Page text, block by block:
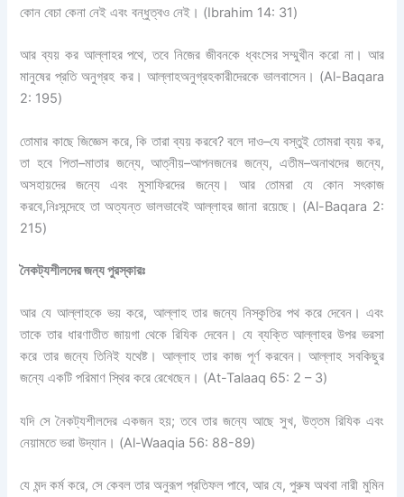
কোন বেচা কেনা নেই এবং বন্ধুত্বও নেই। (Ibrahim 14: 31)
আর ব্যয় কর আল্লাহর পথে,তবে নিজের জীবনকে ধ্বংসের সম্মুখীন করো না। আর
মানুষের প্রতি অনুগ্রহ কর। আল্লাহঅনুগ্রহকারীদেরকে ভালবাসেন। (Al-Baqara
2: 195)
তোমার কাছে জিজ্ঞেস করে,কি তারা ব্যয় করবে?বলে দাও–যে বস্তুই তোমরা ব্যয় কর,
তা হবে পিতা–মাতার জন্যে,আত্নীয়–আপনজনের জন্যে, এতীম–অনাথদের জন্যে,
অসহায়দের
জন্যে এবং মুসাফিরদের জন্যে। আর তোমরা যে কোন সৎকাজ
করবে,নিঃসন্দেহে তা অত্যন্ত ভালভাবেই আল্লাহর জানা রয়েছে। (Al-Baqara 2:
215)
নৈকট্যশীলদের জন্য পুরস্কারঃ
আর যে আল্লাহকে ভয় করে, আল্লাহ তার জন্যে নিস্কৃতির পথ করে দেবেন। এবং
তাকে তার ধারণাতীত জায়গা থেকে রিযিক দেবেন। যে ব্যক্তি আল্লাহর উপর ভরসা
করে তার জন্যে তিনিই যথেষ্ট। আল্লাহ তার কাজ পূর্ণ করবেন। আল্লাহ সবকিছুর
জন্যে একটি পরিমাণ স্থির করে রেখেছেন। (At-Talaaq 65: 2 – 3)
যদি সে নৈকট্যশীলদের একজন হয়;তবে তার জন্যে আছে সুখ, উত্তম রিযিক এবং
নেয়ামতে ভরা উদ্যান। (Al-Waaqia 56: 88-89)
যে মন্দ কর্ম করে,সে কেবল তার অনুরূপ প্রতিফল পাবে, আর যে,পুরুষ অথবা নারী মুমিন